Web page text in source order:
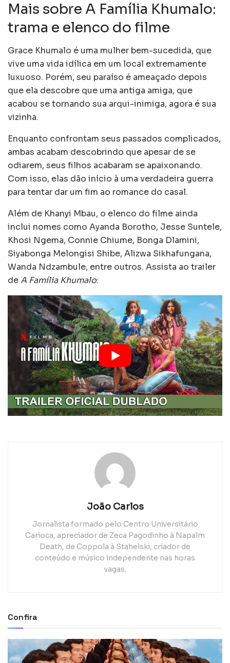
Mais sobre A Família Khumalo:
trama e elenco do filme
Grace Khumalo é uma mulher bem-sucedida, que
vive uma vida idílica em um local extremamente
luxuoso. Porém, seu paraíso é ameaçado depois
que ela descobre que uma antiga amiga, que
acabou se tornando sua arqui-inimiga, agora é sua
vizinha.
Enquanto confrontam seus passados ​​complicados,
ambas acabam descobrindo que apesar de se
odiarem, seus filhos acabaram se apaixonando.
Com isso, elas dão início à uma verdadeira guerra
para tentar dar um fim ao romance do casal.
Além de Khanyi Mbau, o elenco do filme ainda
inclui nomes como Ayanda Borotho, Jesse Suntele,
Khosi Ngema, Connie Chiume, Bonga Dlamini,
Siyabonga Melongisi Shibe, Alizwa Sikhafungana,
Wanda Ndzambule, entre outros. Assista ao trailer
deA Família Khumalo:
João Carlos
Jornalista formado pelo Centro Universitário
Carioca, apreciador de Zeca Pagodinho à Napalm
Death, de Coppola à Stahelski, criador de
conteúdo e músico independente nas horas
vagas.
Confira